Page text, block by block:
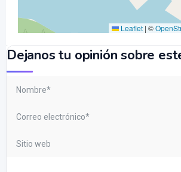
Leaflet | ©
Dejanos tu opinión sobre